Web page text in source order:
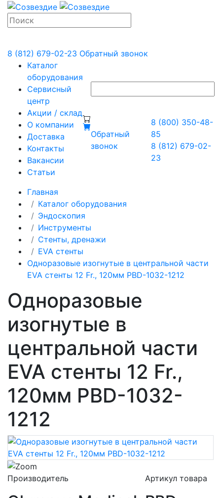
8 (812) 679-02-23 Обратный звонок
Каталог
оборудования
Сервисный
центр
Акции / склад
О компании
Доставка
Контакты
Вакансии
Статьи
Обратный
звонок
8 (800) 350-48-
85
8 (812) 679-02-
23
Главная
Каталог оборудования
Эндоскопия
Инструменты
Стенты, дренажи
EVA стенты
Одноразовые изогнутые в центральной части
EVA стенты 12 Fr., 120мм PBD-1032-1212
Одноразовые
изогнутые в
центральной части
EVA стенты 12 Fr.,
120мм PBD-1032-
1212
Производитель Артикул товара